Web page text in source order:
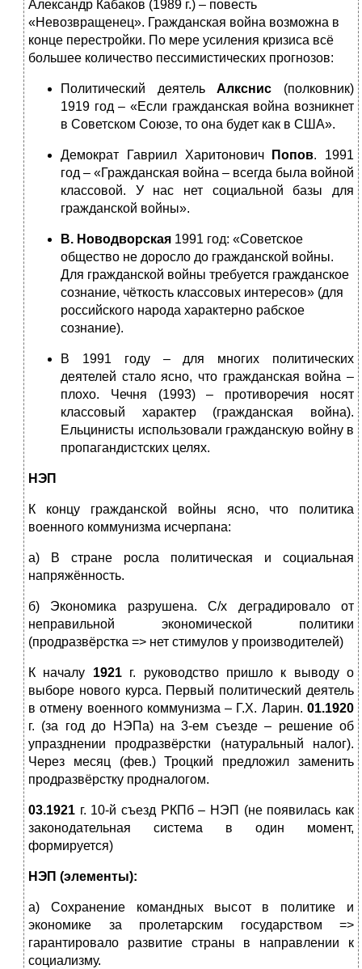
Александр Кабаков (1989 г.) – повесть
«Невозвращенец». Гражданская война возможна в
конце перестройки. По мере усиления кризиса всё
большее количество пессимистических прогнозов:
Политический деятельАлкснис (полковник)
1919 год – «Если гражданская война возникнет
в Советском Союзе, то она будет как в США».
Демократ Гавриил Харитонович Попов. 1991
год – «Гражданская война – всегда была войной
классовой. У нас нет социальной базы для
гражданской войны».
В. Новодворская 1991 год: «Советское
общество не доросло до гражданской войны.
Для гражданской войны требуется гражданское
сознание, чёткость классовых интересов» (для
российского народа характерно рабское
сознание).
В 1991 году – для многих политических
деятелей стало ясно, что гражданская война –
плохо. Чечня (1993) – противоречия носят
классовый характер (гражданская война).
Ельцинисты использовали гражданскую войну в
пропагандистских целях.
НЭП
К концу гражданской войны ясно, что политика
военного коммунизма исчерпана:
а) В стране росла политическая и социальная
напряжённость.
б) Экономика разрушена. С/х деградировало от
неправильной экономической политики
(продразвёрстка => нет стимулов у производителей)
К началу 1921г. руководство пришло к выводу о
выборе нового курса. Первый политический деятель
в отмену военного коммунизма – Г.Х. Ларин. 01.1920
г. (за год до НЭПа) на 3-ем съезде – решение об
упразднении продразвёрстки (натуральный налог).
Через месяц (фев.) Троцкий предложил заменить
продразвёрстку продналогом.
03.1921 г. 10-й съезд РКПб – НЭП (не появилась как
законодательная система в один момент,
формируется)
НЭП (элементы):
а) Сохранение командных высот в политике и
экономике за пролетарским государством =>
гарантировало развитие страны в направлении к
социализму.